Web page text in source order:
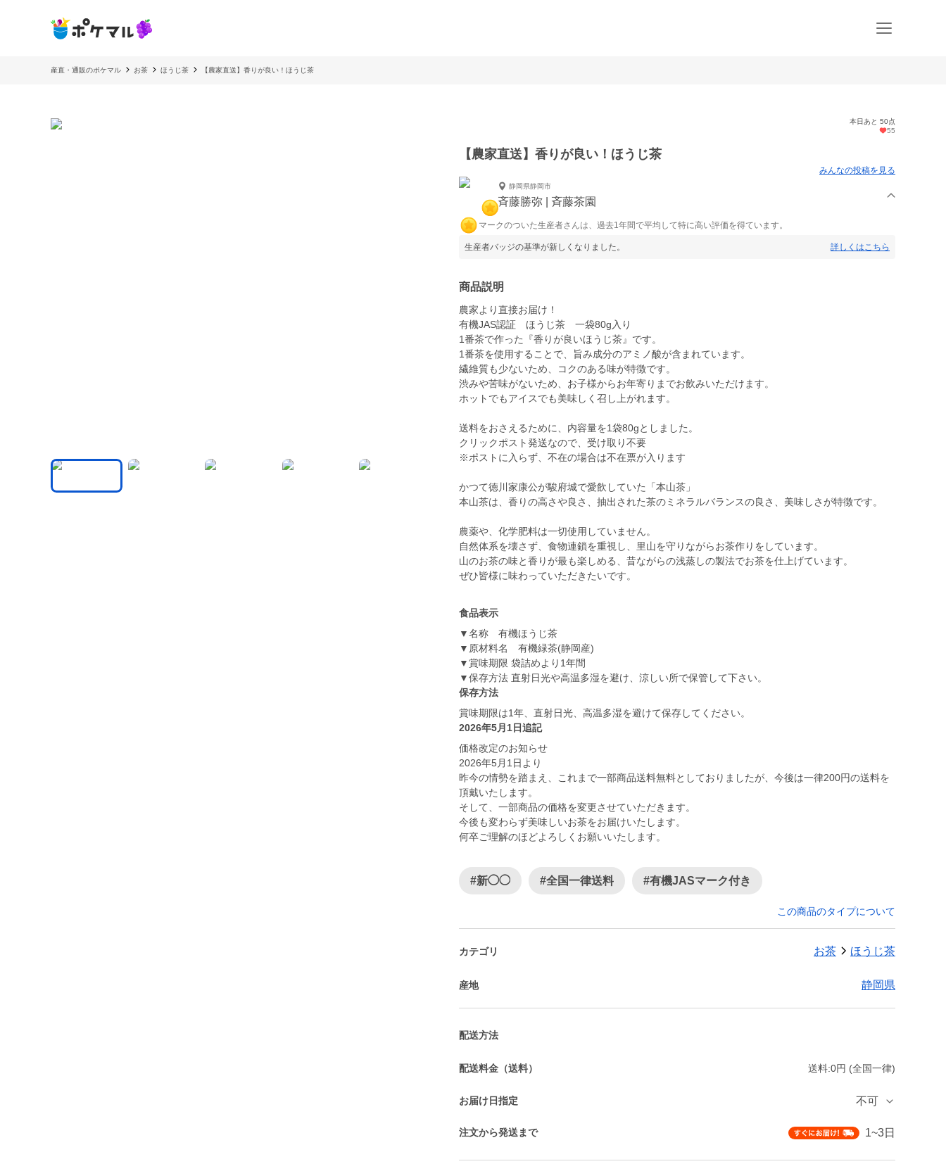
産直・通販のポケマル お茶 ほうじ茶 【農家直送】香りが良い！ほうじ茶
本日あと 50点
55
【農家直送】香りが良い！ほうじ茶
みんなの投稿を見る
静岡県静岡市
斉藤勝弥 | 斉藤茶園
マークのついた生産者さんは、過去1年間で平均して特に高い評価を得ています。
生産者バッジの基準が新しくなりました。 詳しくはこちら
商品説明
農家より直接お届け！
有機JAS認証 ほうじ茶 一袋80g入り
1番茶で作った『香りが良いほうじ茶』です。
1番茶を使用することで、旨み成分のアミノ酸が含まれています。
繊維質も少ないため、コクのある味が特徴です。
渋みや苦味がないため、お子様からお年寄りまでお飲みいただけます。
ホットでもアイスでも美味しく召し上がれます。
送料をおさえるために、内容量を1袋80gとしました。
クリックポスト発送なので、受け取り不要
※ポストに入らず、不在の場合は不在票が入ります
かつて徳川家康公が駿府城で愛飲していた「本山茶」
本山茶は、香りの高さや良さ、抽出された茶のミネラルバランスの良さ、美味しさが特徴です。
農薬や、化学肥料は一切使用していません。
自然体系を壊さず、食物連鎖を重視し、里山を守りながらお茶作りをしています。
山のお茶の味と香りが最も楽しめる、昔ながらの浅蒸しの製法でお茶を仕上げています。
ぜひ皆様に味わっていただきたいです。
食品表示
▼名称 有機ほうじ茶
▼原材料名 有機緑茶(静岡産)
▼賞味期限 袋詰めより1年間
▼保存方法 直射日光や高温多湿を避け、涼しい所で保管して下さい。
保存方法
賞味期限は1年、直射日光、高温多湿を避けて保存してください。
2026年5月1日追記
価格改定のお知らせ
2026年5月1日より
昨今の情勢を踏まえ、これまで一部商品送料無料としておりましたが、今後は一律200円の送料を
頂戴いたします。
そして、一部商品の価格を変更させていただきます。
今後も変わらず美味しいお茶をお届けいたします。
何卒ご理解のほどよろしくお願いいたします。
#新◯◯ #全国一律送料 #有機JASマーク付き
この商品のタイプについて
カテゴリ お茶 ほうじ茶
産地 静岡県
配送方法
配送料金（送料） 送料:0円 (全国一律)
お届け日指定 不可
注文から発送まで 1~3日